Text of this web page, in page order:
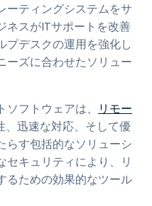
ーティングシステムをサ
ネスがITサポートを改善
プデスクの運用を強化し
ズに合わせたソリュー
フトウェアは、
リモー
、迅速な対応、そして優
らす包括的なソリューシ
セキュリティにより、リ
るための効果的なツール